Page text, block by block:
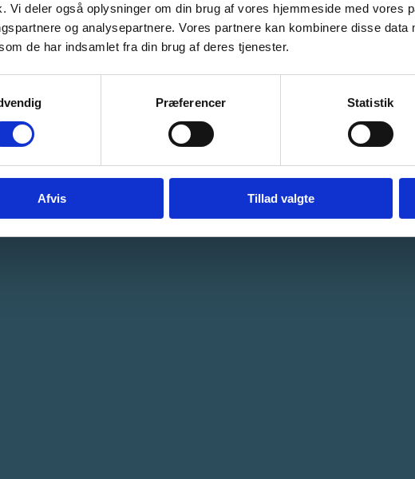
Vi deler også oplysninger om din brug af vores hjemmeside med vores
og analysepartnere. Vores partnere kan kombinere disse data
de har indsamlet fra din brug af deres tjenester.
Præferencer Statistik
Afvis Tillad valgte